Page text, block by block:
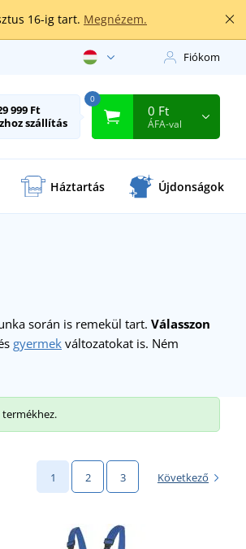
16-ig tart. Megnézem.
Fiókom
999 Ft
szállítás
0
0 Ft
ÁFA-val
Háztartás Újdonságok
során is remekül tart. Válasszon
gyermek változatokat is. Ném
termékhez.
1 2 3 Következő